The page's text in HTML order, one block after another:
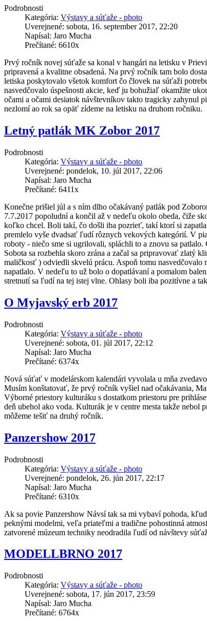
Podrobnosti
Kategória: Výstavy a súťaže - photo
Uverejnené: sobota, 16. september 2017, 22:20
Napísal: Jaro Mucha
Prečítané: 6610x
Prvý ročník novej súťaže sa konal v hangári na letisku v
pripravená a kvalitne obsadená. Na prvý ročník tam bolo
letiska poskytovalo všetok komfort čo človek na súťaži
nasvedčovalo úspešnosti akcie, keď ju bohužiaľ okamžite
očami a očami desiatok návštevníkov takto tragicky zahynul
nezlomí ao rok sa opäť zídeme na letisku na druhom ročniku.
Letný patlák MK Zobor 2017
Podrobnosti
Kategória: Výstavy a súťaže - photo
Uverejnené: pondelok, 10. júl 2017, 22:06
Napísal: Jaro Mucha
Prečítané: 6411x
Konečne prišiel júl a s ním dlho očakávaný patlák pod
7.7.2017 popoludní a končil až v nedeľu okolo obeda, čiže
koľko chcel. Boli takí, čo došli iba pozrieť, takí ktorí si
premlelo vyše dvadsať ľudí rôznych vekových kategórií. V
roboty - niečo sme si ugrilovali, spláchli to a znovu sa
Sobota sa rozbehla skoro zrána a začal sa pripravovať zlatý
maličkosť ) odviedli skvelú prácu. Aspoň tomu nasvedčovalo
napatlalo. V nedeľu to už bolo o dopatlávaní a pomalom
stretnutí sa ľudí na tej istej vlne. Ohlasy boli iba pozitívne a
O Myjavský erb 2017
Podrobnosti
Kategória: Výstavy a súťaže - photo
Uverejnené: sobota, 01. júl 2017, 22:12
Napísal: Jaro Mucha
Prečítané: 6374x
Nová súťať v modelárskom kalendári vyvolala u mňa
Musím konštatovať, že prvý ročník vyšiel nad očakávania,
Výborné priestory kulturáku s dostatkom priestoru pre
deň ubehol ako voda. Kulturák je v centre mesta takže
môžeme tešiť na druhý ročník.
Panzershow 2017
Podrobnosti
Kategória: Výstavy a súťaže - photo
Uverejnené: pondelok, 26. jún 2017, 22:17
Napísal: Jaro Mucha
Prečítané: 6310x
Ak sa povie Panzershow Návsí tak sa mi vybaví pohoda,
peknými modelmi, veľa priateľmi a tradične pohostinná
zatvorené múzeum techniky neodradila ľudí od návštevy
MODELLBRNO 2017
Podrobnosti
Kategória: Výstavy a súťaže - photo
Uverejnené: sobota, 17. jún 2017, 23:59
Napísal: Jaro Mucha
Prečítané: 6764x